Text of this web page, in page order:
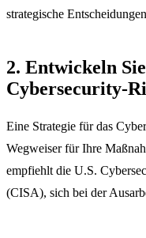
strategische
2. Entwickeln
Cybersecurity-
Eine Strategie für das
Wegweiser für Ihre
empfiehlt die U.S.
(CISA), sich bei der